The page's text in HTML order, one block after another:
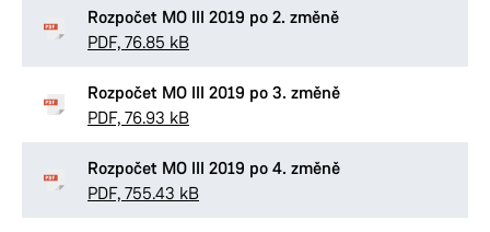
Rozpočet MO III 2019 po 2. změně
PDF, 76.85 kB
Rozpočet MO III 2019 po 3. změně
PDF, 76.93 kB
Rozpočet MO III 2019 po 4. změně
PDF, 755.43 kB